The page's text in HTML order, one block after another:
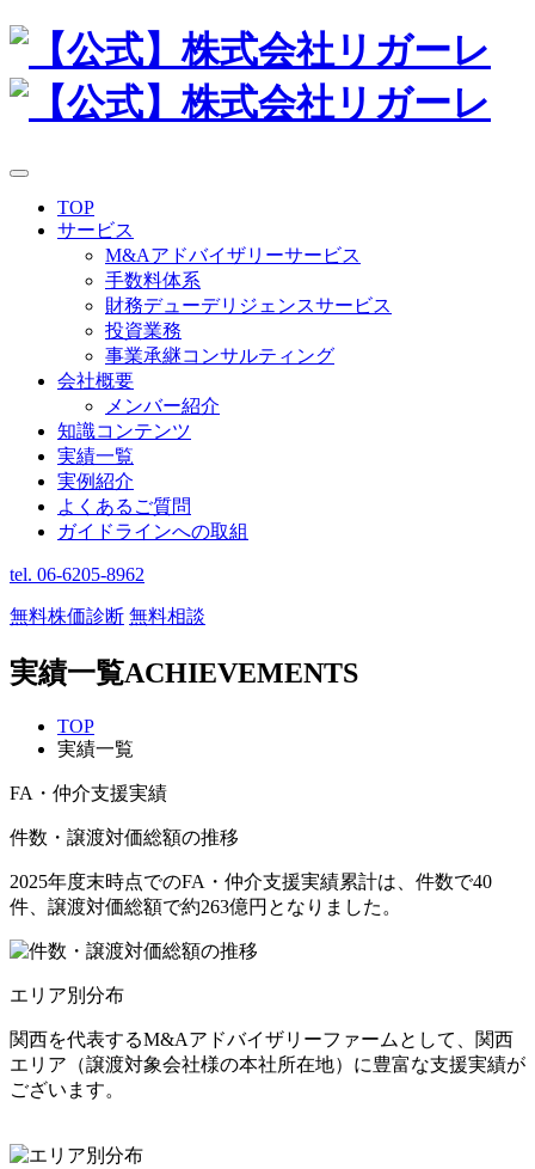
TOP
サービス
M&Aアドバイザリーサービス
手数料体系
財務デューデリジェンスサービス
投資業務
事業承継コンサルティング
会社概要
メンバー紹介
知識コンテンツ
実績一覧
実例紹介
よくあるご質問
ガイドラインへの取組
tel. 06-6205-8962
無料株価診断 無料相談
実績一覧ACHIEVEMENTS
TOP
実績一覧
FA・仲介支援実績
件数・譲渡対価総額の推移
2025年度末時点でのFA・仲介支援実績累計は、件数で40
件、譲渡対価総額で約263億円となりました。
エリア別分布
関西を代表するM&Aアドバイザリーファームとして、関西
エリア（譲渡対象会社様の本社所在地）に豊富な支援実績が
ございます。